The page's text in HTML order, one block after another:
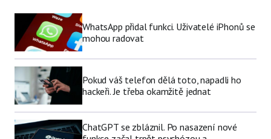
WhatsApp přidal funkci. Uživatelé iPhonů se
mohou radovat
Pokud váš telefon dělá toto, napadli ho
hackeři. Je třeba okamžitě jednat
ChatGPT se zbláznil. Po nasazení nové